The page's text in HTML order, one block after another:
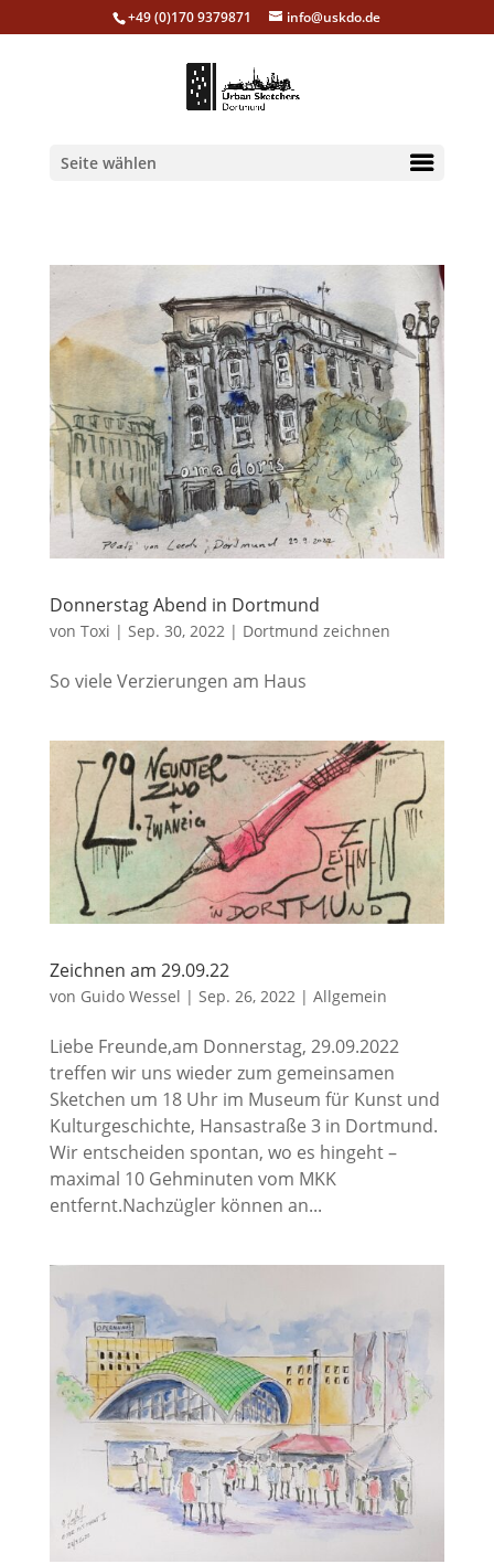
+49 (0)170 9379871 info@uskdo.de
Seite wählen
Donnerstag Abend in Dortmund
von Toxi | Sep. 30, 2022 | Dortmund zeichnen
So viele Verzierungen am Haus
Zeichnen am 29.09.22
von Guido Wessel | Sep. 26, 2022| Allgemein
Liebe Freunde,am Donnerstag, 29.09.2022
treffen wir uns wieder zum gemeinsamen
Sketchen um 18 Uhr im Museum für Kunst und
Kulturgeschichte, Hansastraße 3 in Dortmund.
Wir entscheiden spontan, wo es hingeht –
maximal 10 Gehminuten vom MKK
entfernt.Nachzügler können an...